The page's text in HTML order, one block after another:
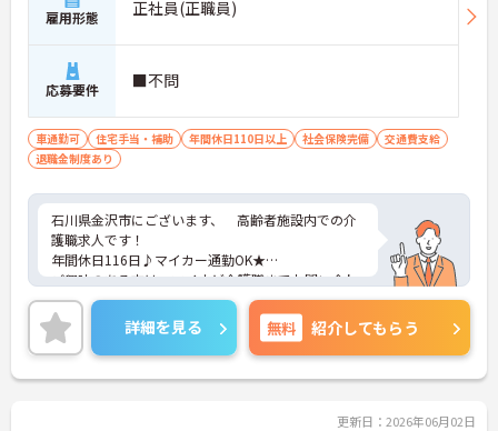
雇用形態 正社員(正職員)
応募要件 ■不問
車通勤可 住宅手当・補助 年間休日110日以上 社会保険完備
交通費支給
退職金制度あり
石川県金沢市にございます、 高齢者施設内での介
護職求人です！
年間休日116日♪マイカー通勤OK★
ご興味のある方は、マイナビ介護職までお問い合わ
せください。
詳細を見る 無料 紹介してもらう
更新日：2026年06月02日